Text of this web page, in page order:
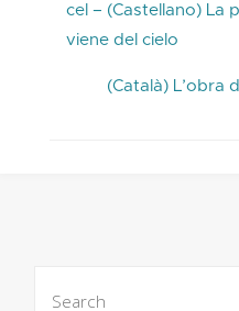
cel – (Castellano) La
viene del cielo
(Català) L’obra